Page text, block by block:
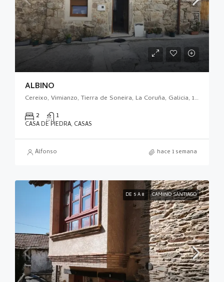
ALBINO
Cereixo, Vimianzo, Tierra de Soneira, La Coruña, Galicia, 15129, España
2 1
CASA DE PIEDRA, CASAS
Alfonso hace 1 semana
DE 5 A 8 CAMINO SANTIAGO